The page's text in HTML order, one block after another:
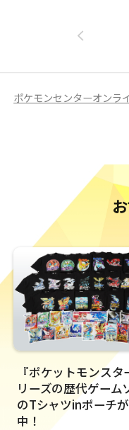
ポケモンセンターオンラ
『ポケットモンスタ
リーズの歴代ゲーム
のTシャツinポーチ
中！